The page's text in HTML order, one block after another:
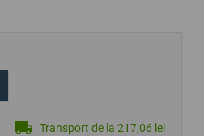
Transport de la 217,06 lei